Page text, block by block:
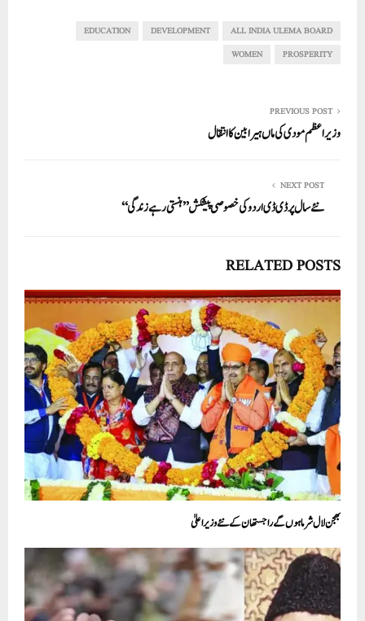
A
pp
ok
r
In ALL INDIA ULEMA BOARD
DEVELOPMENT
EDUCATION
PROSPERITY
WOMEN
PREVIOUS POST
وزیر اعظم مودی کی ماں ہیرا بین کا انتقال
NEXT POST
نئے سال پر ڈی ڈی اردوکی خصوصی پیشکش ’’ہنستی رہے زندگی ‘‘
RELATED POSTS
بھجن لال شرما ہوں گے راجستھان کے نئے وزیر اعلیٰ